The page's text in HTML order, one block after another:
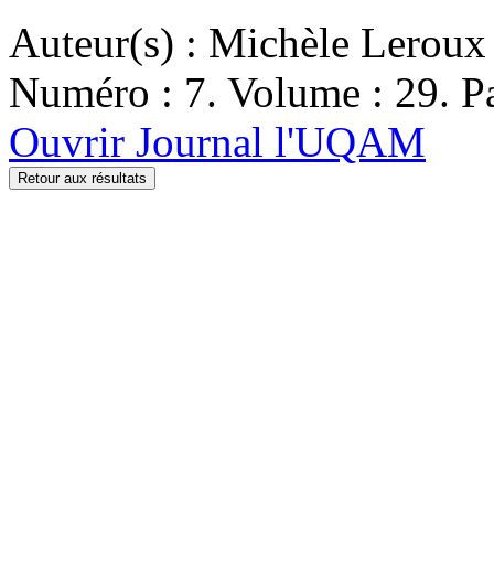
Auteur(s) : Michèle Leroux
Numéro : 7. Volume : 29.
Ouvrir Journal l'UQAM
Retour aux résultats